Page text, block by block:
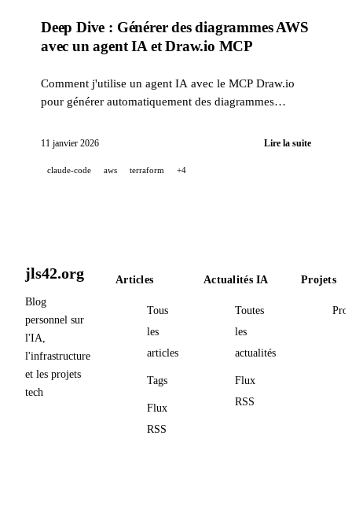
Deep Dive : Générer des diagrammes AWS
avec un agent IA et Draw.io MCP
Comment j'utilise un agent IA avec le MCP Draw.io
pour générer automatiquement des diagrammes
Draw.io.
11 janvier 2026 Lire la suite
claude-code aws terraform +4
jls42.org
Blog
personnel sur
l'IA,
l'infrastructure
et les projets
tech
Articles
Tous
les
articles
Tags
Flux
RSS
Actualités IA
Toutes
les
actualités
Flux
RSS
Projets